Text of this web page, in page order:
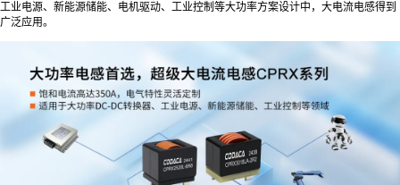
工业电源、新能源储能、电机驱动、工业控制等大功率方案设计中，大电流电感得到
广泛应用。